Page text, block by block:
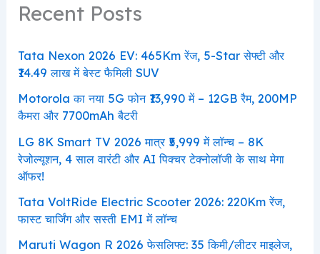
Recent Posts
Tata Nexon 2026 EV: 465Km रेंज, 5-Star सेफ्टी और
₹14.49 लाख में बेस्ट फैमिली SUV
Motorola का नया 5G फोन ₹13,990 में – 12GB रैम, 200MP
कैमरा और 7700mAh बैटरी
LG 8K Smart TV 2026 मात्र ₹5,999 में लॉन्च – 8K
रेजोल्यूशन, 4 साल वारंटी और AI पिक्चर टेक्नोलॉजी के साथ मेगा
ऑफर!
Tata VoltRide Electric Scooter 2026: 220Km रेंज,
फास्ट चार्जिंग और सस्ती EMI में लॉन्च
Maruti Wagon R 2026 फेसलिफ्ट: 35 किमी/लीटर माइलेज,